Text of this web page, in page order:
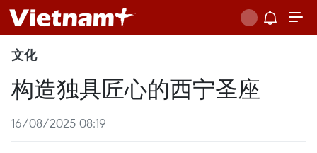
文化
构造独具匠心的西宁圣座
16/08/2025 08:19